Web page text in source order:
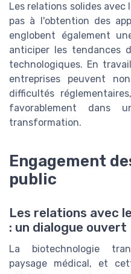
Les relations solides
pas à l'obtention des
englobent également
anticiper les tendances
technologiques. En
entreprises peuvent
difficultés
favorablement dans
transformation.
Engagement
public
Les relations avec
: un dialogue ouvert
La biotechnologie
paysage médical, et